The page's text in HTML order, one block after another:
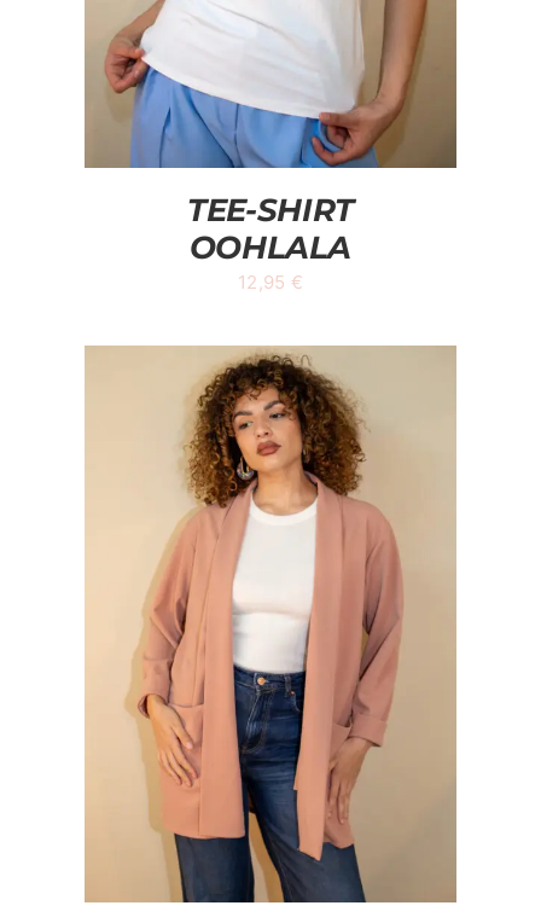
PEUVENT
SUR
DU
PRODUIT
TEE-SHIRT
OOHLALA
12,95 €
A
PLUSIEURS
LES
OPTIONS
CHOISIES
SUR
PAGE